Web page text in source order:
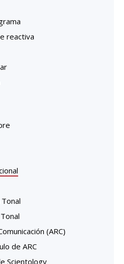
reactiva
(ARC)
de ARC
Scientology